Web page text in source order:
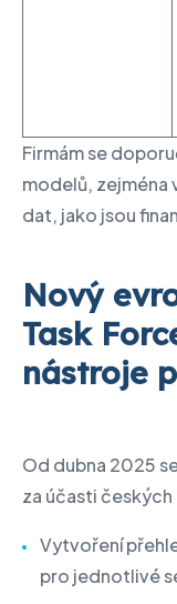
Firmám se
modelů,
dat, jako jsou
Nový
Task
nástroje
Od dubna 2025
za účasti českých
Vytvoření
pro jednotlivé